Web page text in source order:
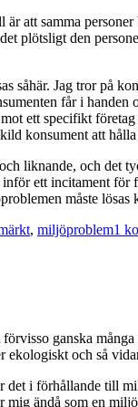
att samma
plötsligt den
såhär. Jag tror på
får i
ett specifikt
konsument att
liknande, och det
ett incitament
måste
, miljöproblem1
ganska
ekologiskt och så
det i förhållande till
ändå som en